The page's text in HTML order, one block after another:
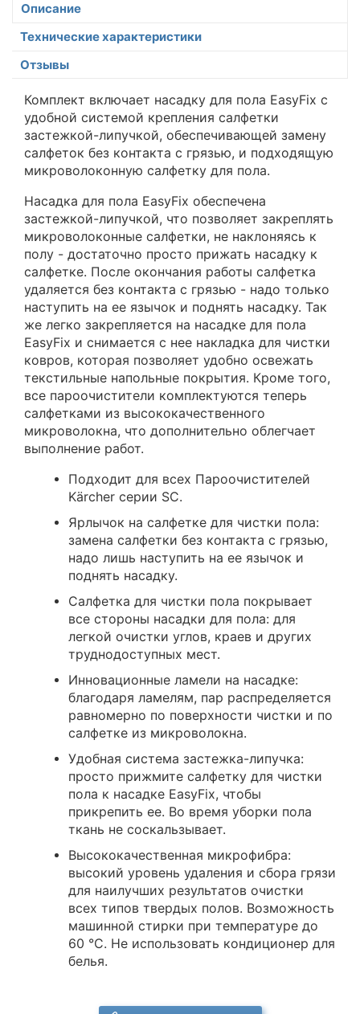
Описание
Технические характеристики
Отзывы
Комплект включает насадку для пола EasyFix с
удобной системой крепления салфетки
застежкой-липучкой, обеспечивающей замену
салфеток без контакта с грязью, и подходящую
микроволоконную салфетку для пола.
Насадка для пола EasyFix обеспечена
застежкой-липучкой, что позволяет закреплять
микроволоконные салфетки, не наклоняясь к
полу - достаточно просто прижать насадку к
салфетке. После окончания работы салфетка
удаляется без контакта с грязью - надо только
наступить на ее язычок и поднять насадку. Так
же легко закрепляется на насадке для пола
EasyFix и снимается с нее накладка для чистки
ковров, которая позволяет удобно освежать
текстильные напольные покрытия. Кроме того,
все пароочистители комплектуются теперь
салфетками из высококачественного
микроволокна, что дополнительно облегчает
выполнение работ.
Подходит для всех Пароочистителей
Kärcher серии SC.
Ярлычок на салфетке для чистки пола:
замена салфетки без контакта с грязью,
надо лишь наступить на ее язычок и
поднять насадку.
Салфетка для чистки пола покрывает
все стороны насадки для пола: для
легкой очистки углов, краев и других
труднодоступных мест.
Инновационные ламели на насадке:
благодаря ламелям, пар распределяется
равномерно по поверхности чистки и по
салфетке из микроволокна.
Удобная система застежка-липучка:
просто прижмите салфетку для чистки
пола к насадке EasyFix, чтобы
прикрепить ее. Во время уборки пола
ткань не соскальзывает.
Высококачественная микрофибра:
высокий уровень удаления и сбора грязи
для наилучших результатов очистки
всех типов твердых полов. Возможность
машинной стирки при температуре до
60 °C. Не использовать кондиционер для
белья.